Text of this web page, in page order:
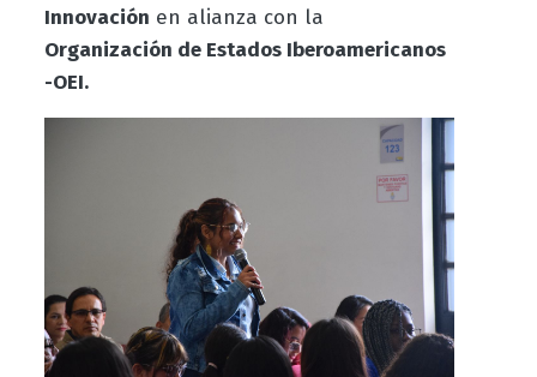
Innovación en alianza con la
Organización de Estados Iberoamericanos
-OEI.